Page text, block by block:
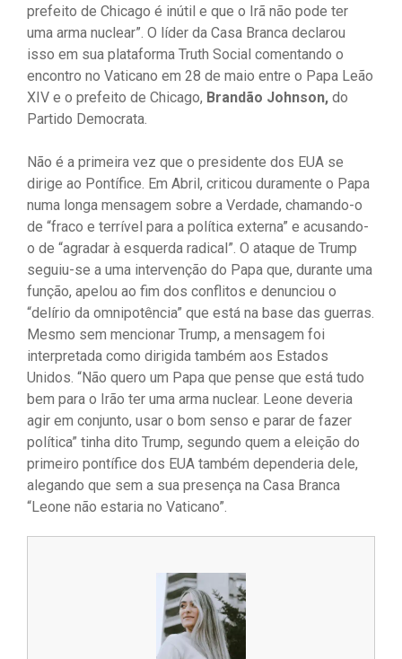
prefeito de Chicago é inútil e que o Irã não pode ter
uma arma nuclear”. O líder da Casa Branca declarou
isso em sua plataforma Truth Social comentando o
encontro no Vaticano em 28 de maio entre o Papa Leão
XIV e o prefeito de Chicago, Brandão Johnson, do
Partido Democrata.
Não é a primeira vez que o presidente dos EUA se
dirige ao Pontífice. Em Abril, criticou duramente o Papa
numa longa mensagem sobre a Verdade, chamando-o
de “fraco e terrível para a política externa” e acusando-
o de “agradar à esquerda radical”. O ataque de Trump
seguiu-se a uma intervenção do Papa que, durante uma
função, apelou ao fim dos conflitos e denunciou o
“delírio da omnipotência” que está na base das guerras.
Mesmo sem mencionar Trump, a mensagem foi
interpretada como dirigida também aos Estados
Unidos. “Não quero um Papa que pense que está tudo
bem para o Irão ter uma arma nuclear. Leone deveria
agir em conjunto, usar o bom senso e parar de fazer
política” tinha dito Trump, segundo quem a eleição do
primeiro pontífice dos EUA também dependeria dele,
alegando que sem a sua presença na Casa Branca
“Leone não estaria no Vaticano”.